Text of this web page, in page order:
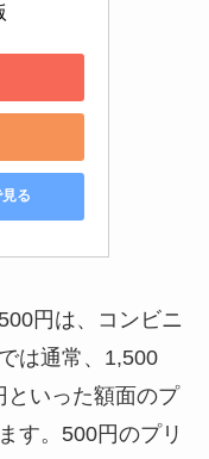
る
円は、コンビニ
は通常、1,500
といった額面のプ
す。500円のプリ